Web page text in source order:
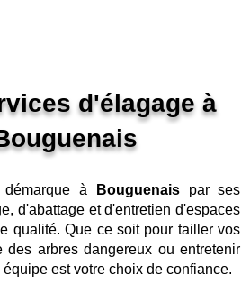
d'élagage à
à Bouguenais par ses
d'abattage et d'entretien d'espaces
qualité. Que ce soit pour tailler vos
des arbres dangereux ou entretenir
est votre choix de confiance.